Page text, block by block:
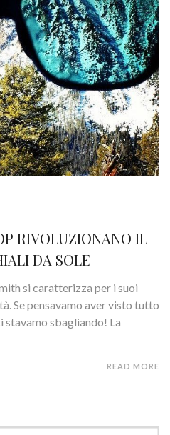
RIVOLUZIONANO IL
DA SOLE
si caratterizza per i suoi
Se pensavamo aver visto tutto
stavamo sbagliando! La
READ MORE